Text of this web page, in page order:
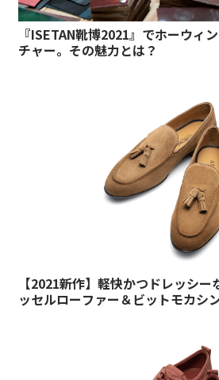
『ISETAN靴博2021』でホーウィ
チャー。その魅力とは？
【2021新作】軽快かつドレッシ
ッセルローファー＆ビットモカシ